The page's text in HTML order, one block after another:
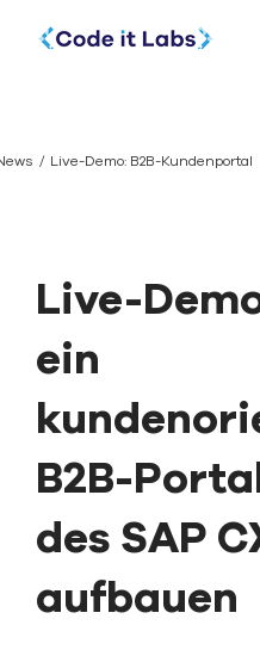
Live-Demo: B2B-Kundenportal
Live-
ein
B2B-
des SAP
aufbauen